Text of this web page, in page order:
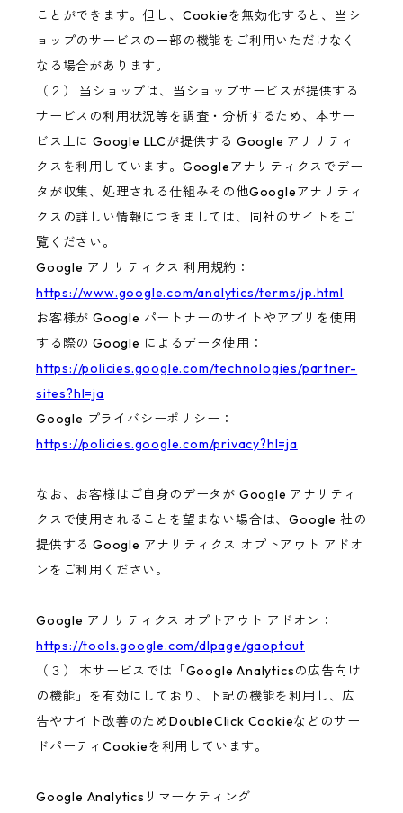
ことができます。但し、Cookieを無効化すると、当シ
ョップのサービスの一部の機能をご利用いただけなく
なる場合があります。
（２） 当ショップは、当ショップサービスが提供する
サービスの利用状況等を調査・分析するため、本サー
ビス上に Google LLCが提供する Google アナリティ
クスを利用しています。Googleアナリティクスでデー
タが収集、処理される仕組みその他Googleアナリティ
クスの詳しい情報につきましては、同社のサイトをご
覧ください。
Google アナリティクス 利用規約：
https://www.google.com/analytics/terms/jp.html
お客様が Google パートナーのサイトやアプリを使用
する際の Google によるデータ使用：
https://policies.google.com/technologies/partner-
sites?hl=ja
Google プライバシーポリシー：
https://policies.google.com/privacy?hl=ja
なお、お客様はご自身のデータが Google アナリティ
クスで使用されることを望まない場合は、Google 社の
提供する Google アナリティクス オプトアウト アドオ
ンをご利用ください。
Google アナリティクス オプトアウト アドオン：
https://tools.google.com/dlpage/gaoptout
（３） 本サービスでは「Google Analyticsの広告向け
の機能」を有効にしており、下記の機能を利用し、広
告やサイト改善のためDoubleClick Cookieなどのサー
ドパーティCookieを利用しています。
Google Analyticsリマーケティング